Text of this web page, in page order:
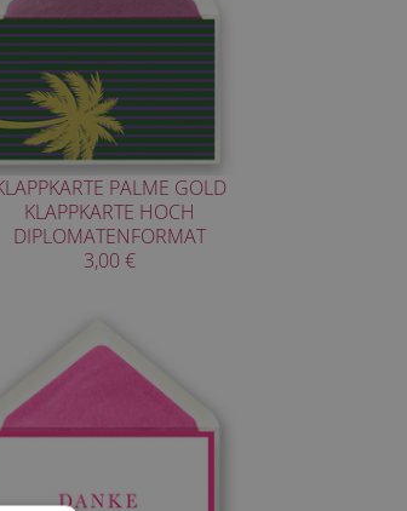
PALME GOLD
KLAPPKARTE HOCH
DIPLOMATENFORMAT
3,00 €